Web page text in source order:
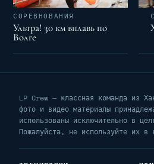
СОРЕВНОВАНИЯ
Ультра! 30 км вплавь по
Волге
LP Crew — классная команда из
фото и видео материалы
использованы исключительно в
Пожалуйста, не используйте их в